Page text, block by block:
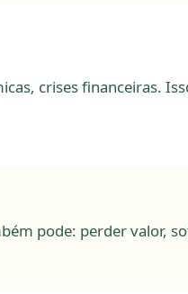
crises financeiras.
pode: perder valor,